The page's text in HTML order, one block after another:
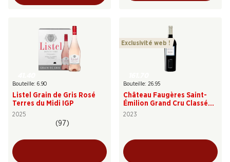
Bouteille: 6.90
Listel Grain de Gris Rosé
Terres du Midi IGP
2025
(97)
Exclusivité web !
Bouteille: 26.95
Château Faugères Saint-
Émilion Grand Cru Classé
AOC
2023